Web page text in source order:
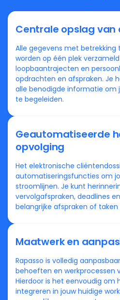
Centrale opslag
Alle gegevens met betrekking
worden op één plek
loopbaantrajecten en
opdrachten en afspraken. Je
alle benodigde informatie
te begeleiden.
Geautomatiseerde
opvolging
Het elektronische
automatiseringsfuncties om
stroomlijnen. Je kunt
vervolgafspraken, deadlines
belangrijke afspraken of
Maatwerk en
Rapasso is volledig
behoeften en werkprocessen
Hierdoor is het eenvoudig
integreren in jouw huidige